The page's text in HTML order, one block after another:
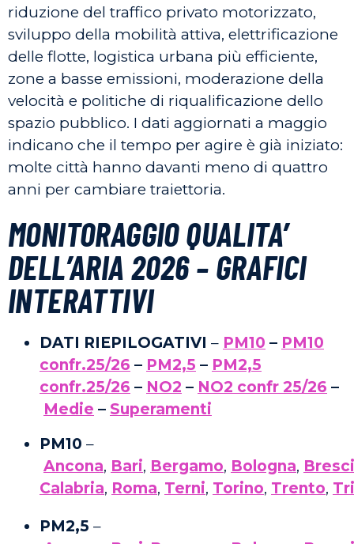
riduzione del traffico privato motorizzato,
sviluppo della mobilità attiva, elettrificazione
delle flotte, logistica urbana più efficiente,
zone a basse emissioni, moderazione della
velocità e politiche di riqualificazione dello
spazio pubblico. I dati aggiornati a maggio
indicano che il tempo per agire è già iniziato:
molte città hanno davanti meno di quattro
anni per cambiare traiettoria.
MONITORAGGIO QUALITA’
DELL’ARIA 2026 – GRAFICI
INTERATTIVI
DATI RIEPILOGATIVI – PM10 – PM10
confr.25/26 – PM2,5 – PM2,5
confr.25/26 – NO2 – NO2 confr 25/26 –
Medie – Superamenti
PM10 –
Ancona, Bari, Bergamo, Bologna,
Calabria, Roma, Terni, Torino, Trento,
PM2,5 –